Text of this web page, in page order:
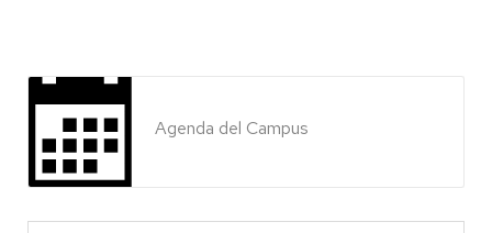
Agenda del Campus